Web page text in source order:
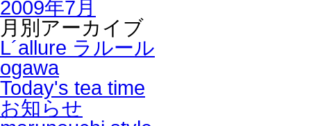
2009年7月
月別アーカイブ
L´allure ラルール
ogawa
Today's tea time
お知らせ